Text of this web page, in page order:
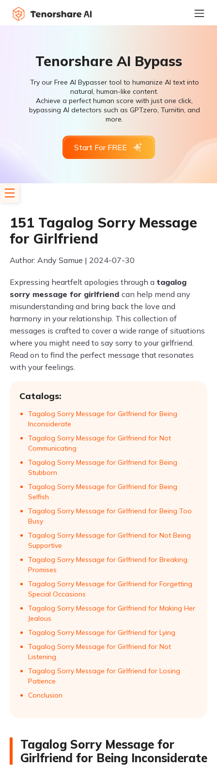
Tenorshare AI Bypass
Try our Free AI Bypasser tool to humanize AI text into
natural, human-like content.
Achieve a perfect human score with just one click,
bypassing AI detectors such as GPTzero, Turnitin, and
more.
Start For FREE
151 Tagalog Sorry Message
for Girlfriend
Author: Andy Samue | 2024-07-30
Expressing heartfelt apologies through a tagalog
sorry message for girlfriend can help mend any
misunderstanding and bring back the love and
harmony in your relationship. This collection of
messages is crafted to cover a wide range of situations
where you might need to say sorry to your girlfriend.
Read on to find the perfect message that resonates
with your feelings.
Catalogs:
Tagalog Sorry Message for Girlfriend for Being
Inconsiderate
Tagalog Sorry Message for Girlfriend for Not
Communicating
Tagalog Sorry Message for Girlfriend for Being
Stubborn
Tagalog Sorry Message for Girlfriend for Being
Selfish
Tagalog Sorry Message for Girlfriend for Being Too
Busy
Tagalog Sorry Message for Girlfriend for Not Being
Supportive
Tagalog Sorry Message for Girlfriend for Breaking
Promises
Tagalog Sorry Message for Girlfriend for Forgetting
Special Occasions
Tagalog Sorry Message for Girlfriend for Making Her
Jealous
Tagalog Sorry Message for Girlfriend for Lying
Tagalog Sorry Message for Girlfriend for Not
Listening
Tagalog Sorry Message for Girlfriend for Losing
Patience
Conclusion
Tagalog Sorry Message for
Girlfriend for Being Inconsiderate